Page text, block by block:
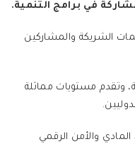
في برامج التنمية.
الشريكة والمشاركين
وتقدم مستويات مماثلة
والأمن الرقمي